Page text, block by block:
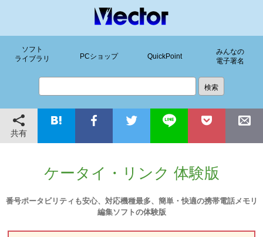
ソフト
ライブラリ
PCショップ QuickPoint
みんなの
電子署名
共有
ケータイ・リンク 体験版
番号ポータビリティも安心、対応機種最多、簡単・快適の携帯電話メモリ
編集ソフトの体験版